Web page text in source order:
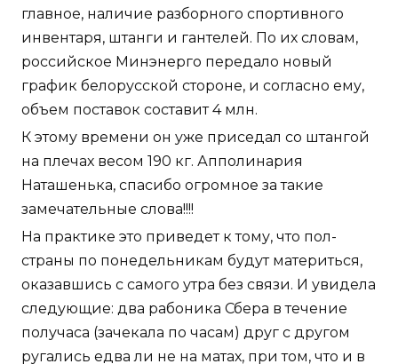
главное, наличие разборного спортивного
инвентаря, штанги и гантелей. По их словам,
российское Минэнерго передало новый
график белорусской стороне, и согласно ему,
объем поставок составит 4 млн.
К этому времени он уже приседал со штангой
на плечах весом 190 кг. Апполинария
Наташенька, спасибо огромное за такие
замечательные слова!!!!
На практике это приведет к тому, что пол-
страны по понедельникам будут материться,
оказавшись с самого утра без связи. И увидела
следующие: два рабоника Сбера в течение
получаса (зачекала по часам) друг с другом
ругались едва ли не на матах, при том, что и в